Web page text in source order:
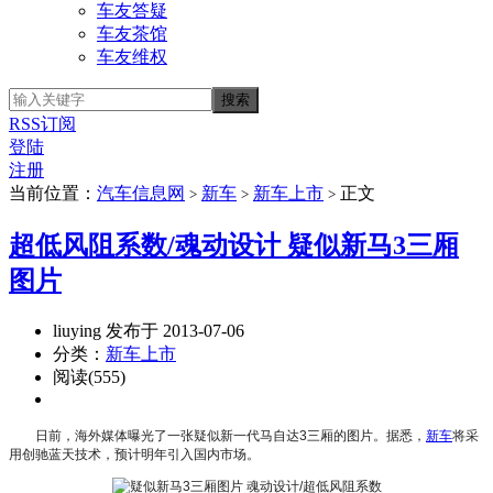
车友答疑
车友茶馆
车友维权
RSS订阅
登陆
注册
当前位置： 汽车信息网 > 新车 > 新车上市 > 正文
超低风阻系数/魂动设计 疑似新马3三厢
图片
liuying 发布于 2013-07-06
分类： 新车上市
阅读(555)
日前，海外媒体曝光了一张疑似新一代马自达3三厢的图片。据悉， 新车将采
用创驰蓝天技术，预计明年引入国内市场。